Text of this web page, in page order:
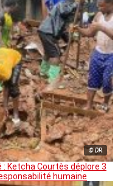
© DR
: Ketcha Courtès déplore 3
humaine